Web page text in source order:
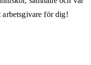
arbetsgivare för dig!